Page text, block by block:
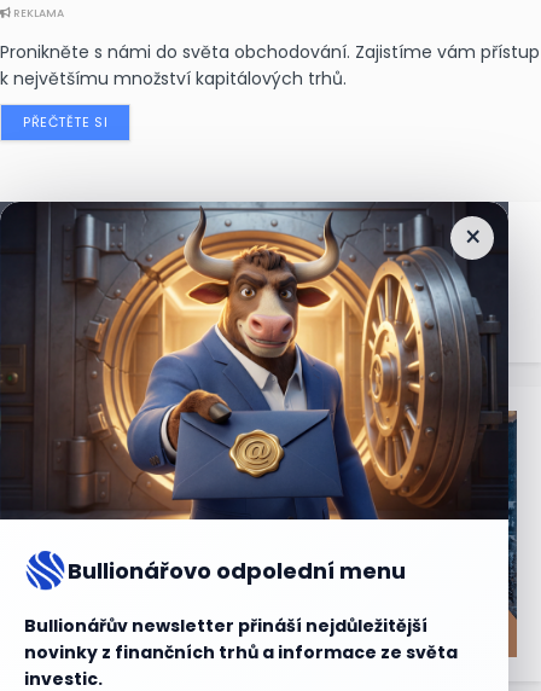
REKLAMA
Pronikněte s námi do světa obchodování. Zajistíme vám přístup
k největšímu množství kapitálových trhů.
PŘEČTĚTE SI
×
Bullionářovo odpolední menu
Bullionářův newsletter přináší nejdůležitější
novinky z finančních trhů a informace ze světa
investic.
Nejčtenějšízprávy